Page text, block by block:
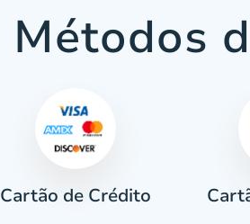
Métodos
Cartão de Crédito